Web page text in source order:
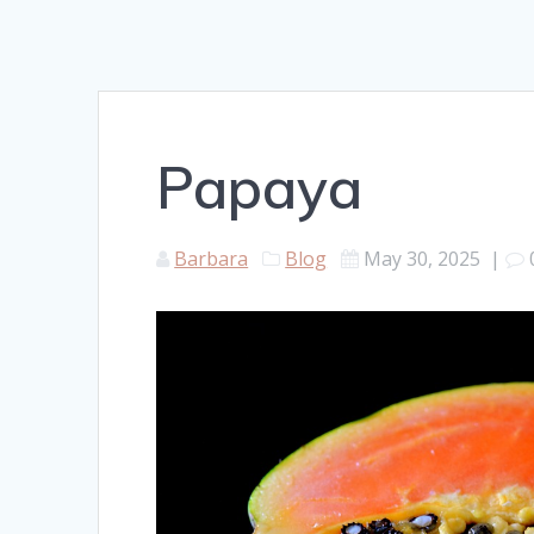
Papaya
Barbara Blog May 30, 2025 |